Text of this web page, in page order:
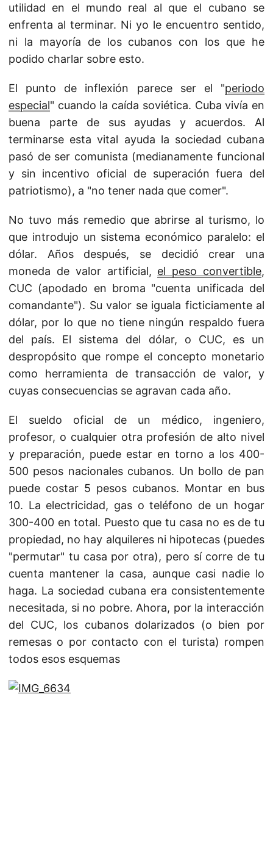
utilidad en el mundo real al que el cubano se
enfrenta al terminar. Ni yo le encuentro sentido,
ni la mayoría de los cubanos con los que he
podido charlar sobre esto.
El punto de inflexión parece ser el "periodo
especial" cuando la caída soviética. Cuba vivía en
buena parte de sus ayudas y acuerdos. Al
terminarse esta vital ayuda la sociedad cubana
pasó de ser comunista (medianamente funcional
y sin incentivo oficial de superación fuera del
patriotismo), a "no tener nada que comer".
No tuvo más remedio que abrirse al turismo, lo
que introdujo un sistema económico paralelo: el
dólar. Años después, se decidió crear una
moneda de valor artificial, el peso convertible,
CUC (apodado en broma "cuenta unificada del
comandante"). Su valor se iguala ficticiamente al
dólar, por lo que no tiene ningún respaldo fuera
del país. El sistema del dólar, o CUC, es un
despropósito que rompe el concepto monetario
como herramienta de transacción de valor, y
cuyas consecuencias se agravan cada año.
El sueldo oficial de un médico, ingeniero,
profesor, o cualquier otra profesión de alto nivel
y preparación, puede estar en torno a los 400-
500 pesos nacionales cubanos. Un bollo de pan
puede costar 5 pesos cubanos. Montar en bus
10. La electricidad, gas o teléfono de un hogar
300-400 en total. Puesto que tu casa no es de tu
propiedad, no hay alquileres ni hipotecas (puedes
"permutar" tu casa por otra), pero sí corre de tu
cuenta mantener la casa, aunque casi nadie lo
haga. La sociedad cubana era consistentemente
necesitada, si no pobre. Ahora, por la interacción
del CUC, los cubanos dolarizados (o bien por
remesas o por contacto con el turista) rompen
todos esos esquemas